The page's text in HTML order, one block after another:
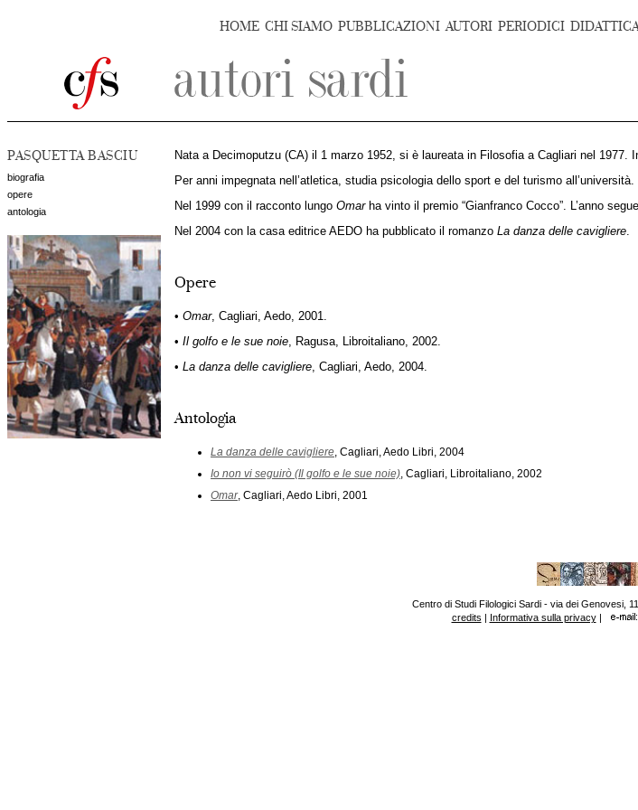
HOME CHI SIAMO PUBBLICAZIONI AUTORI PERIODICI
PASQUETTA BASCIU
biografia
opere
antologia
Nata a Decimoputzu (CA) il 1 marzo 1952, si è laureata in Filosofia a Cagliari nel 1977.
Per anni impegnata nell’atletica, studia psicologia dello sport e del turismo all’università.
Nel 1999 con il racconto lungo Omarha vinto il premio “Gianfranco Cocco”. L’anno
Nel 2004 con la casa editrice AEDO ha pubblicato il romanzo La danza delle cavigliere.
Opere
• Omar, Cagliari, Aedo, 2001.
• Il golfo e le sue noie, Ragusa, Libroitaliano, 2002.
• La danza delle cavigliere, Cagliari, Aedo, 2004.
Antologia
La danza delle cavigliere, Cagliari, Aedo Libri, 2004
Io non vi seguirò (Il golfo e le sue noie), Cagliari, Libroitaliano, 2002
Omar, Cagliari, Aedo Libri, 2001
Centro di Studi Filologici Sardi - via dei Genovesi,
credits | Informativa sulla privacy|